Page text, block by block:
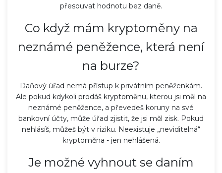
přesouvat hodnotu bez daně.
Co když mám kryptoměny na
neznámé peněžence, která není
na burze?
Daňový úřad nemá přístup k privátním peněženkám.
Ale pokud kdykoli prodáš kryptoměnu, kterou jsi měl na
neznámé peněžence, a převedeš koruny na své
bankovní účty, může úřad zjistit, že jsi měl zisk. Pokud
nehlásíš, můžeš být v riziku. Neexistuje „neviditelná“
kryptoměna - jen nehlášená.
Je možné vyhnout se daním